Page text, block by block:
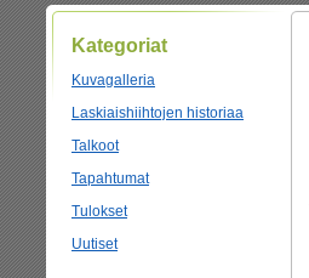
Kategoriat
Kuvagalleria
Laskiaishiihtojen historiaa
Talkoot
Tapahtumat
Tulokset
Uutiset